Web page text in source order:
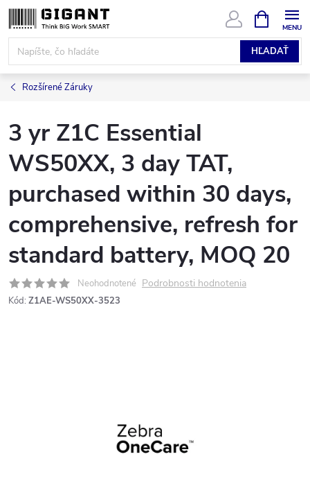
Prejsť
na
obsah
HĽADAŤ
KOŠÍK
Rozšírené Záruky
3 yr Z1C Essential
WS50XX, 3 day TAT,
purchased within 30 days,
comprehensive, refresh for
standard battery, MOQ 20
Neohodnotené Podrobnosti hodnotenia
Kód: Z1AE-WS50XX-3523